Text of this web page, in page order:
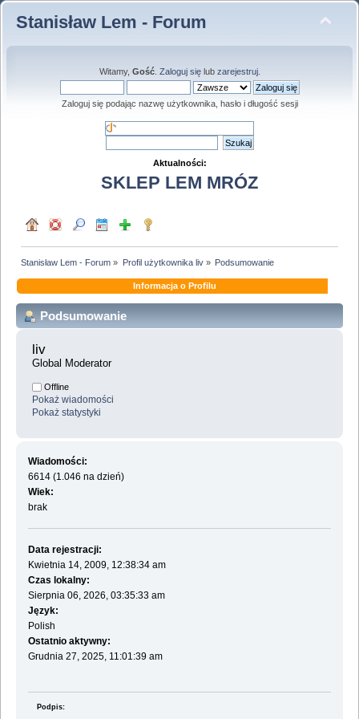
Stanisław Lem - Forum
Witamy, Gość. Zaloguj sięlub zarejestruj.
Zaloguj się podając nazwę użytkownika, hasło i długość sesji
Aktualności:
SKLEP LEM MRÓZ
Stanisław Lem - Forum » Profil użytkownika liv» Podsumowanie
Informacja o Profilu
Podsumowanie
liv
Global Moderator
Offline
Pokaż wiadomości
Pokaż statystyki
Wiadomości:
6614 (1.046 na dzień)
Wiek:
brak
Data rejestracji:
Kwietnia 14, 2009, 12:38:34 am
Czas lokalny:
Sierpnia 06, 2026, 03:35:33 am
Język:
Polish
Ostatnio aktywny:
Grudnia 27, 2025, 11:01:39 am
Podpis: